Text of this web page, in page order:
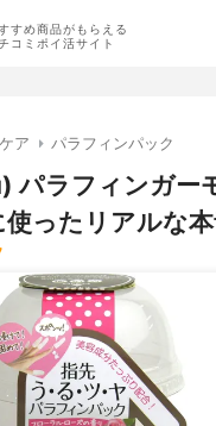
すめ商品がもらえる
コミポイ活サイト
ア パラフィンパック
パラフィンガー
使ったリアルな